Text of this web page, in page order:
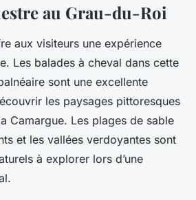
au Grau-du-Roi
aux visiteurs une expérience
Les balades à cheval dans cette
sont une excellente
les paysages pittoresques
Camargue. Les plages de sable
et les vallées verdoyantes sont
à explorer lors d’une